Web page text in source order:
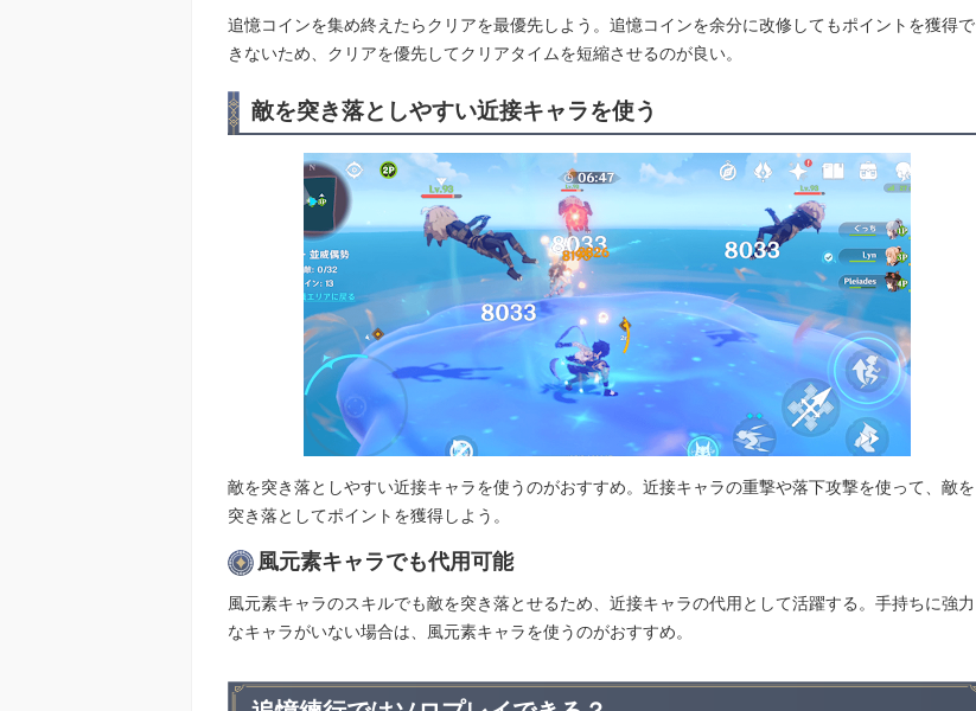
追憶コインを集め終えたらクリアを最優先しよう。追憶コインを余分に改修してもポイントを獲得で
きないため、クリアを優先してクリアタイムを短縮させるのが良い。
敵を突き落としやすい近接キャラを使う
敵を突き落としやすい近接キャラを使うのがおすすめ。近接キャラの重撃や落下攻撃を使って、敵を
突き落としてポイントを獲得しよう。
風元素キャラでも代用可能
風元素キャラのスキルでも敵を突き落とせるため、近接キャラの代用として活躍する。手持ちに強力
なキャラがいない場合は、風元素キャラを使うのがおすすめ。